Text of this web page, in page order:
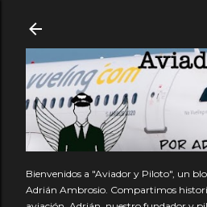
Bienvenidos a "Aviador y Piloto", un
Adrián Ambrosio. Compartimos